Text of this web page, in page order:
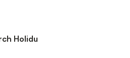
Holidu